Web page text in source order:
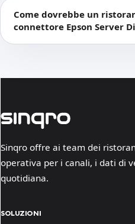
Come dovrebbe un
connettore Epson Server
Sinqro offre ai team dei
operativa per i canali, i dati di
quotidiana.
SOLUZIONI